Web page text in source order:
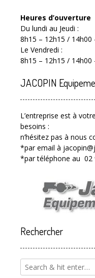
Heures d’ouverture
Du lundi au Jeudi :
8h15 – 12h15 / 14h00
Le Vendredi :
8h15 – 12h15 / 14h00
JACOPIN
L’entreprise est à
besoins :
n’hésitez pas à nous
*par email à
*par téléphone au 02
Rechercher